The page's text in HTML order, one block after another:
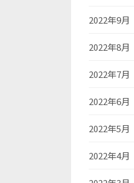
2022年9月
2022年8月
2022年7月
2022年6月
2022年5月
2022年4月